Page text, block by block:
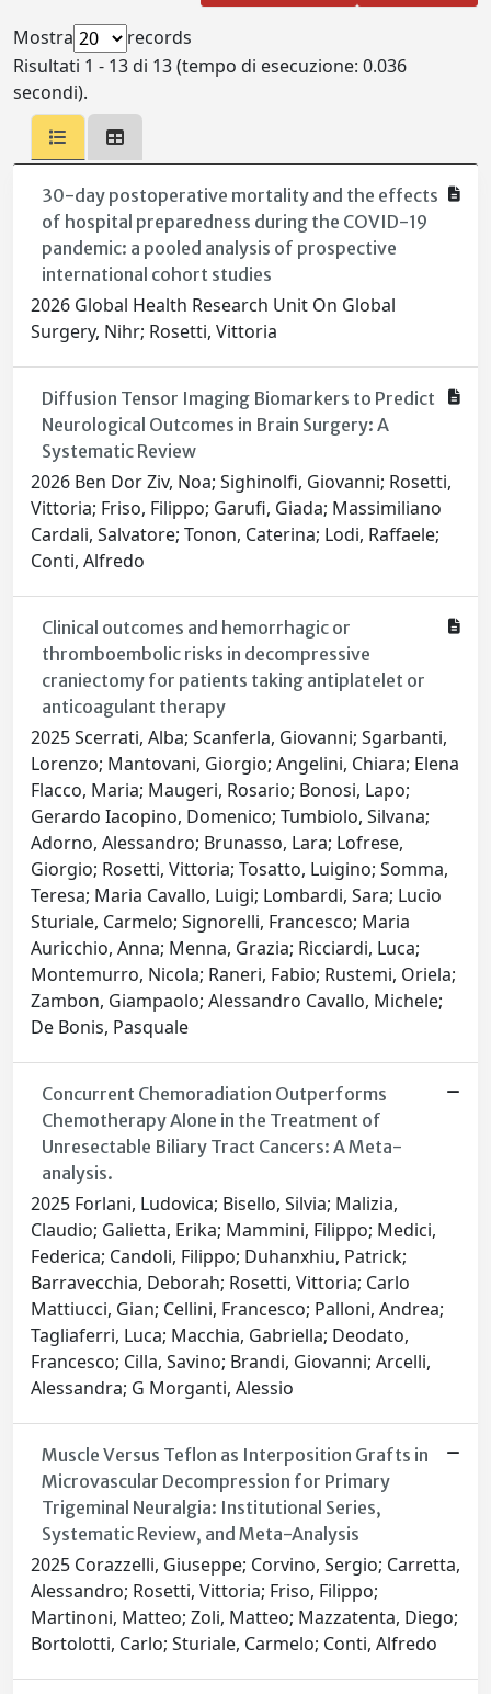
Mostra
records
Risultati 1 - 13 di 13 (tempo di esecuzione: 0.036
secondi).
30-day postoperative mortality and the effects
of hospital preparedness during the COVID-19
pandemic: a pooled analysis of prospective
international cohort studies
2026 Global Health Research Unit On Global
Surgery, Nihr; Rosetti, Vittoria
Diffusion Tensor Imaging Biomarkers to Predict
Neurological Outcomes in Brain Surgery: A
Systematic Review
2026 Ben Dor Ziv, Noa; Sighinolfi, Giovanni; Rosetti,
Vittoria; Friso, Filippo; Garufi, Giada; Massimiliano
Cardali, Salvatore; Tonon, Caterina; Lodi, Raffaele;
Conti, Alfredo
Clinical outcomes and hemorrhagic or
thromboembolic risks in decompressive
craniectomy for patients taking antiplatelet or
anticoagulant therapy
2025 Scerrati, Alba; Scanferla, Giovanni; Sgarbanti,
Lorenzo; Mantovani, Giorgio; Angelini, Chiara; Elena
Flacco, Maria; Maugeri, Rosario; Bonosi, Lapo;
Gerardo Iacopino, Domenico; Tumbiolo, Silvana;
Adorno, Alessandro; Brunasso, Lara; Lofrese,
Giorgio; Rosetti, Vittoria; Tosatto, Luigino; Somma,
Teresa; Maria Cavallo, Luigi; Lombardi, Sara; Lucio
Sturiale, Carmelo; Signorelli, Francesco; Maria
Auricchio, Anna; Menna, Grazia; Ricciardi, Luca;
Montemurro, Nicola; Raneri, Fabio; Rustemi, Oriela;
Zambon, Giampaolo; Alessandro Cavallo, Michele;
De Bonis, Pasquale
Concurrent Chemoradiation Outperforms
Chemotherapy Alone in the Treatment of
Unresectable Biliary Tract Cancers: A Meta-
analysis.
2025 Forlani, Ludovica; Bisello, Silvia; Malizia,
Claudio; Galietta, Erika; Mammini, Filippo; Medici,
Federica; Candoli, Filippo; Duhanxhiu, Patrick;
Barravecchia, Deborah; Rosetti, Vittoria; Carlo
Mattiucci, Gian; Cellini, Francesco; Palloni, Andrea;
Tagliaferri, Luca; Macchia, Gabriella; Deodato,
Francesco; Cilla, Savino; Brandi, Giovanni; Arcelli,
Alessandra; G Morganti, Alessio
Muscle Versus Teflon as Interposition Grafts in
Microvascular Decompression for Primary
Trigeminal Neuralgia: Institutional Series,
Systematic Review, and Meta-Analysis
2025 Corazzelli, Giuseppe; Corvino, Sergio; Carretta,
Alessandro; Rosetti, Vittoria; Friso, Filippo;
Martinoni, Matteo; Zoli, Matteo; Mazzatenta, Diego;
Bortolotti, Carlo; Sturiale, Carmelo; Conti, Alfredo